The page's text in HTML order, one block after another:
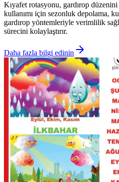
Kıyafet rotasyonu, gardırop
kullanımı için sezonluk depolama,
gardırop yöntemleriyle verimlilik
sürecini kolaylaştırır.
Daha fazla bilgi edinin